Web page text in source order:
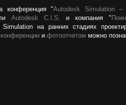
конференция "Autodesk Simulation –
Autodesk C.I.S. и компания "
на ранних стадиях
и фотоотчетом можно